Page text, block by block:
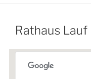
Rathaus Lauf